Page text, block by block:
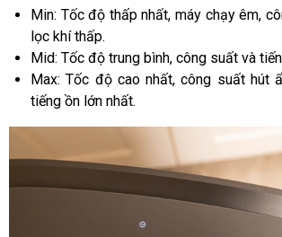
Min: Tốc độ thấp nhất, máy chạy êm,
lọc khí thấp.
Mid: Tốc độ trung bình, công suất và
Max: Tốc độ cao nhất, công suất hút
tiếng ồn lớn nhất.